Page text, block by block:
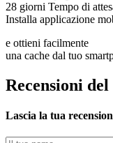
28 giorni Tempo di
Installa applicazione
e ottieni facilmente
una cache dal tuo
Recensioni del
Lascia la tua